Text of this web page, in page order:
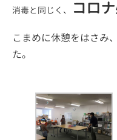
消毒と同じく、 コロ
こまめに休憩をはさみ、
た。